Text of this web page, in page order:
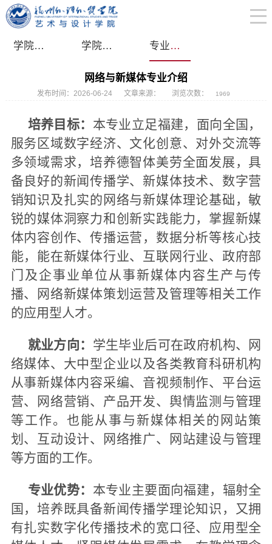
学院简介 学院领导 专业介绍
网络与新媒体专业介绍
发布时间：2026-06-24 文章来源： 浏览次数： 1969
培养目标： 本专业立足福建，面向全国，
服务区域数字经济、文化创意、对外交流等
多领域需求，培养德智体美劳全面发展，具
备良好的新闻传播学、新媒体技术、数字营
销知识及扎实的网络与新媒体理论基础，敏
锐的媒体洞察力和创新实践能力，掌握新媒
体内容创作、传播运营，数据分析等核心技
能，能在新媒体行业、互联网行业、政府部
门及企事业单位从事新媒体内容生产与传
播、网络新媒体策划运营及管理等相关工作
的应用型人才。
就业方向： 学生毕业后可在政府机构、网
络媒体、大中型企业以及各类教育科研机构
从事新媒体内容采编、音视频制作、平台运
营、网络营销、产品开发、舆情监测与管理
等工作。也能从事与新媒体相关的网站策
划、互动设计、网络推广、网站建设与管理
等方面的工作。
专业优势： 本专业主要面向福建，辐射全
国，培养既具备新闻传播学理论知识，又拥
有扎实数字化传播技术的宽口径、应用型全